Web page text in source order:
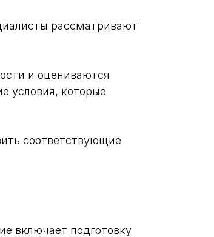
рассматривают
и оцениваются
условия, которые
соответствующие
включает подготовку